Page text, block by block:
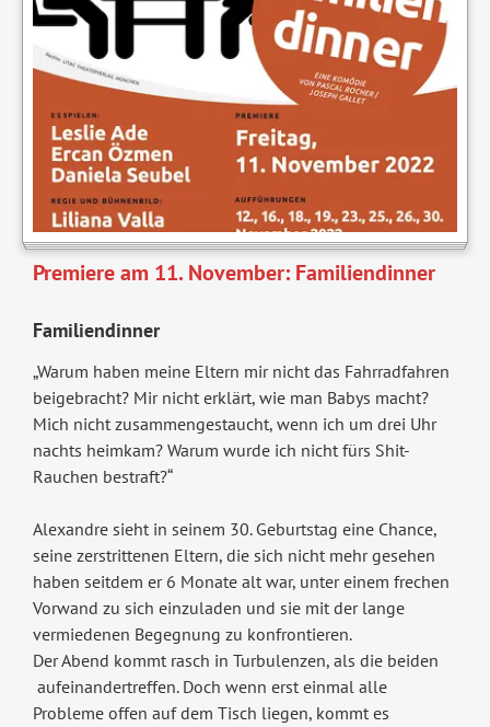
Premiere am 11. November: Familiendinner
Familiendinner
„Warum haben meine Eltern mir nicht das Fahrradfahren
beigebracht? Mir nicht erklärt, wie man Babys macht?
Mich nicht zusammengestaucht, wenn ich um drei Uhr
nachts heimkam? Warum wurde ich nicht fürs Shit-
Rauchen bestraft?“
Alexandre sieht in seinem 30. Geburtstag eine Chance,
seine zerstrittenen Eltern, die sich nicht mehr gesehen
haben seitdem er 6 Monate alt war, unter einem frechen
Vorwand zu sich einzuladen und sie mit der lange
vermiedenen Begegnung zu konfrontieren.
Der Abend kommt rasch in Turbulenzen, als die beiden
aufeinandertreffen. Doch wenn erst einmal alle
Probleme offen auf dem Tisch liegen, kommt es